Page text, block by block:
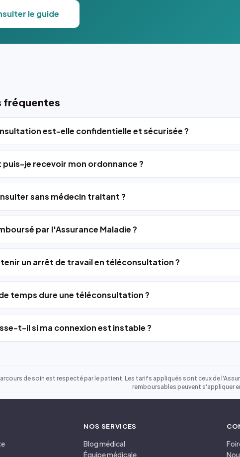
le guide
fréquentes
est-elle confidentielle et sécurisée ?
je recevoir mon ordonnance ?
sans médecin traitant ?
par l'Assurance Maladie ?
un arrêt de travail en téléconsultation ?
temps dure une téléconsultation ?
t-il si ma connexion est instable ?
de soin est respecté par le patient. Les tarifs appliqués sont ceux de
remboursables peuvent s'appliquer
NOS SERVICES
Blog médical
Équipe médicale